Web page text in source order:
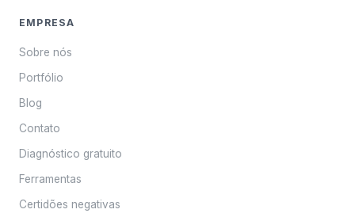
EMPRESA
Sobre nós
Portfólio
Blog
Contato
Diagnóstico gratuito
Ferramentas
Certidões negativas